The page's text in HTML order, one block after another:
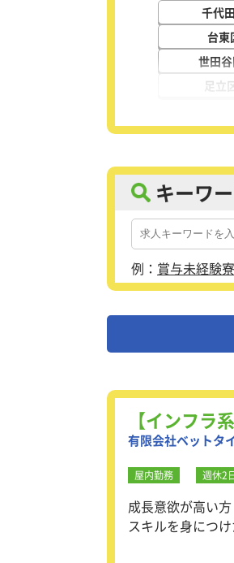
千代
台東
世田
足立
キーワ
例： 賞与未経験寮
【インフラ
有限会社ベットタ
屋内勤務 週休2
成長意欲が高い方
スキルを身につ